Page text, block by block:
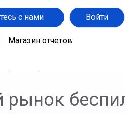
с нами Войти